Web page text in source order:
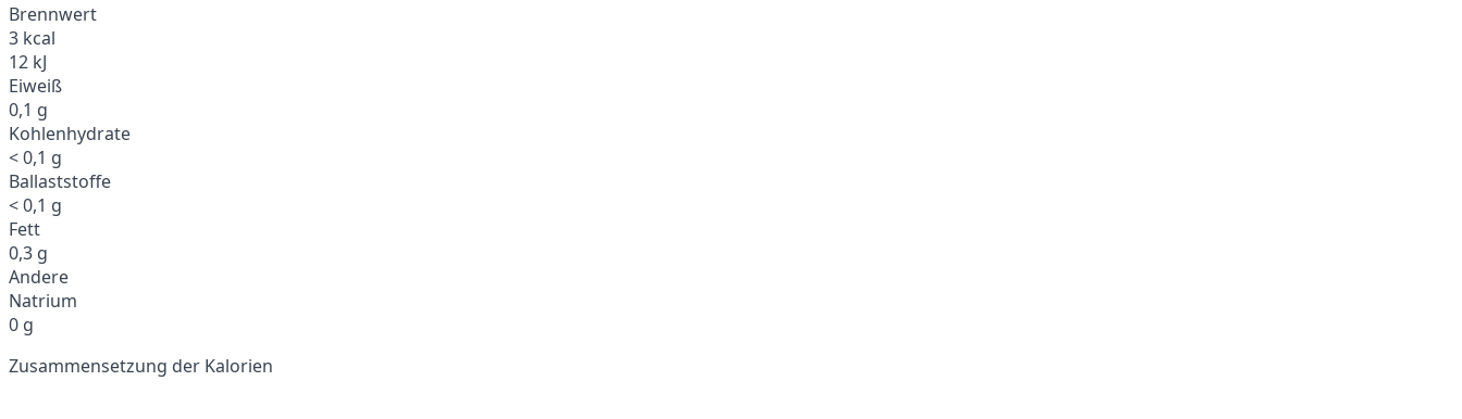
Brennwert
3 kcal
12 kJ
Eiweiß
0,1 g
Kohlenhydrate
< 0,1 g
Ballaststoffe
< 0,1 g
Fett
0,3 g
Andere
Natrium
0 g
Zusammensetzung der Kalorien